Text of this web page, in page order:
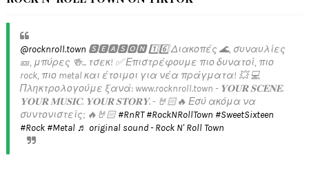
@rocknroll.town 🆂🅴🅰🆂🅾🅽 1️⃣6️⃣ Διακοπές 🌊, συναυλίες
🎫, μπύρες 🍻... τσεκ! ✅️ Επιστρέφουμε πιο δυνατοί, πιο
rock, πιο metal και έτοιμοι για νέα πράγματα! 💥 💻
Πληκτρολογούμε ξανά: www.rocknroll.town - 𝐘𝐎𝐔𝐑 𝐒𝐂𝐄𝐍𝐄.
𝐘𝐎𝐔𝐑 𝐌𝐔𝐒𝐈𝐂. 𝐘𝐎𝐔𝐑 𝐒𝐓𝐎𝐑𝐘. - 🤘🏻🔥 Εσύ ακόμα να
συντονιστείς; 🔥🤘🏻#RnRT #RockNRollTown #SweetSixteen
#Rock #Metal ♬ original sound - Rock N' Roll Town